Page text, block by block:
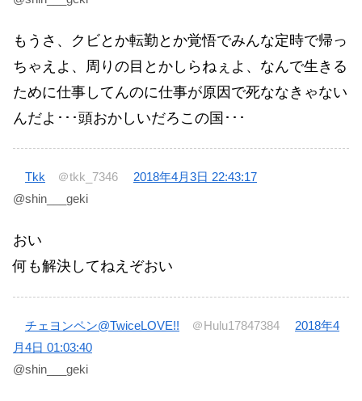
もうさ、クビとか転勤とか覚悟でみんな定時で帰っ
ちゃえよ、周りの目とかしらねぇよ、なんで生きる
ために仕事してんのに仕事が原因で死ななきゃない
んだよ･･･頭おかしいだろこの国･･･
Tkk ＠tkk_7346
2018年4月3日 22:43:17
@shin___geki
おい
何も解決してねえぞおい
チェヨンペン@TwiceLOVE!! ＠Hulu17847384
2018年4
月4日 01:03:40
@shin___geki